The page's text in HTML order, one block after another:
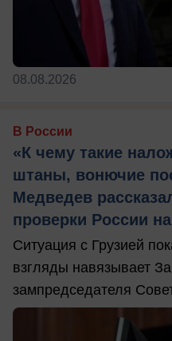
08.08.2026
В России
«К чему такие
штаны, вонючие
Медведев
проверки России
Ситуация с Грузией
взгляды навязывает
зампредседателя